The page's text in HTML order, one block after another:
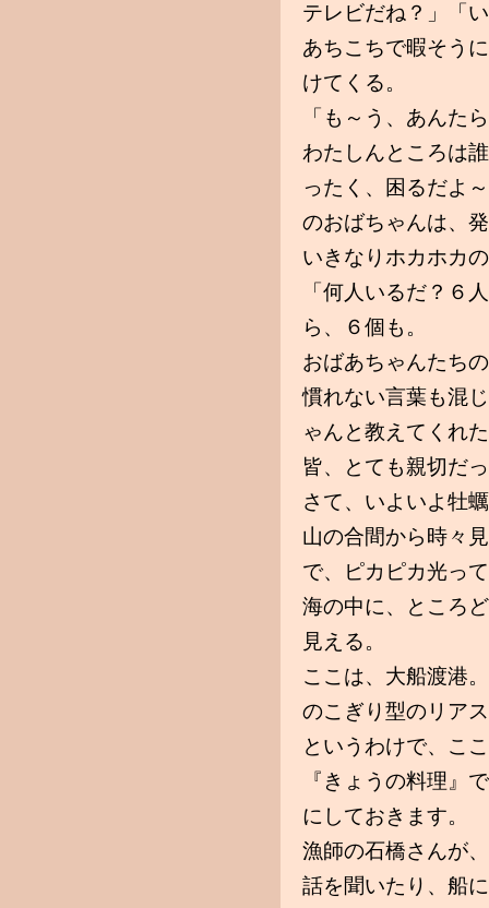
テレビだね？」「
あちこちで暇そう
けてくる。
「も～う、あんた
わたしんところは
ったく、困るだよ
のおばちゃんは、
いきなりホカホカ
「何人いるだ？６
ら、６個も。
おばあちゃんたち
慣れない言葉も混
ゃんと教えてくれ
皆、とても親切だ
さて、いよいよ牡
山の合間から時々
で、ピカピカ光っ
海の中に、ところ
見える。
ここは、大船渡港。
のこぎり型のリア
というわけで、こ
『きょうの料理』
にしておきます。
漁師の石橋さんが
話を聞いたり、船